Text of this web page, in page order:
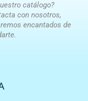
catálogo?
con nosotros,
encantados de